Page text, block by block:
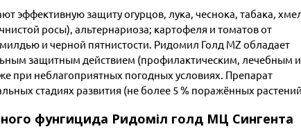
эффективную защиту огурцов, лука, чеснока, табака,
росы), альтернариоза; картофеля и томатов от
и черной пятнистости. Ридомил Голд MZ обладает
защитным действием (профилактическим, лечебным и
при неблагоприятных погодных условиях. Препарат
стадиях развития (не более 5 % поражённых
фунгицида Ридоміл голд МЦ Cингента